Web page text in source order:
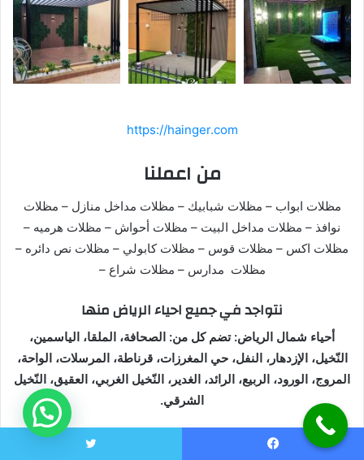
https://hainger.com
من اعملنا
مظلات ابواب – مظلات شبابيك – مظلات مداخل منازل – مظلات
نوافذ – مظلات مداخل البيت – مظلات أحواش – مظلات هرميه –
مظلات اكس – مظلات قوس – مظلات كابولي – مظلات نص دائره –
مظلات مدارس – مظلات شراع –
نتواجد في جميع احياء الرياض منها
أحياء شمال الرياض: تضم كل من: الصحافة، الملقا، الياسمين،
النّخيل، الإزدهار، النفل، حي المغرزات، قرناطة، المرسلات، الواحة،
المروج، الورود، الربيع، الرائد، الغدير، النّخيل الغربي، العقيق، النّخيل
الشرقي.
أحياء جنوب الرياض: تضم كل من: بدر، المروة، الشفاء، العزيزية،